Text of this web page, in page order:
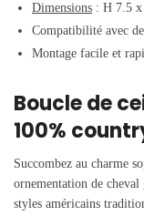
Dimensions : H 7.5
Compatibilité avec
Montage facile et
Boucle de
100%
Succombez au charme
ornementation de cheval
styles américains